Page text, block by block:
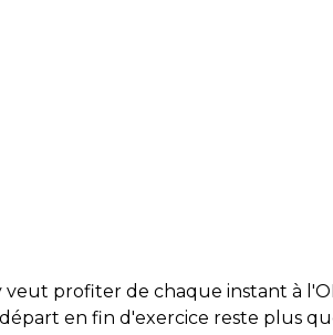
veut profiter de chaque instant à
en fin d'exercice reste plus